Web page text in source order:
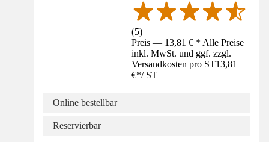
(5)
Preis — 13,81 € * Alle Preise
inkl. MwSt. und ggf. zzgl.
Versandkosten pro ST13,81
€*/ ST
Online bestellbar
Reservierbar